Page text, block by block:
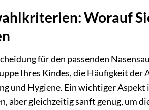
Worauf
für den passenden
Ihres Kindes, die Häufigkeit der
und Hygiene. Ein wichtiger Aspekt
aber gleichzeitig sanft genug, um